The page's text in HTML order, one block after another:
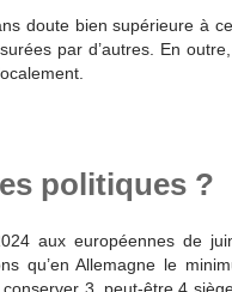
doute bien supérieure à
par d’autres. En
politiques ?
aux européennes de
qu’en Allemagne le